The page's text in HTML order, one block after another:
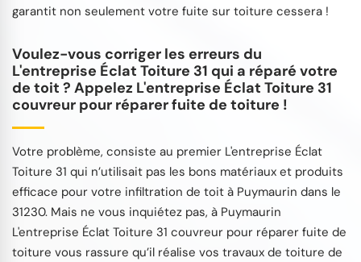
garantit non seulement votre fuite sur toiture cessera !
Voulez-vous corriger les erreurs du
L'entreprise Éclat Toiture 31 qui a réparé votre
de toit ? Appelez L'entreprise Éclat Toiture 31
couvreur pour réparer fuite de toiture !
Votre problème, consiste au premier L'entreprise Éclat
Toiture 31 qui n’utilisait pas les bons matériaux et produits
efficace pour votre infiltration de toit à Puymaurin dans le
31230. Mais ne vous inquiétez pas, à Puymaurin
L'entreprise Éclat Toiture 31 couvreur pour réparer fuite de
toiture vous rassure qu’il réalise vos travaux de toiture de